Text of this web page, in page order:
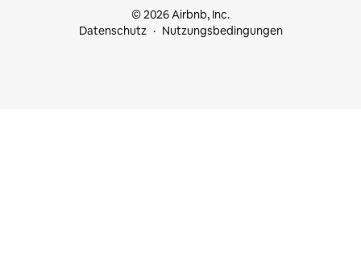
© 2026 Airbnb, Inc.
Datenschutz
Nutzungsbedingungen